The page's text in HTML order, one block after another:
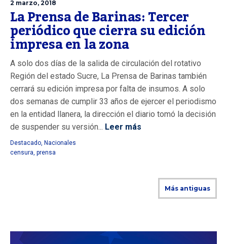
2 marzo, 2018
La Prensa de Barinas: Tercer
periódico que cierra su edición
impresa en la zona
A solo dos días de la salida de circulación del rotativo
Región del estado Sucre, La Prensa de Barinas también
cerrará su edición impresa por falta de insumos. A solo
dos semanas de cumplir 33 años de ejercer el periodismo
en la entidad llanera, la dirección el diario tomó la decisión
de suspender su versión... Leer más
Destacado Nacionales
censura prensa
Más antiguas